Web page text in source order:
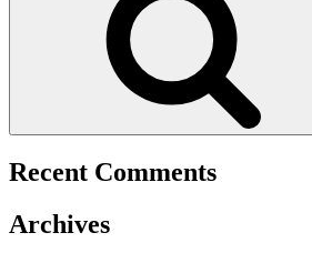
Recent Comments
Archives